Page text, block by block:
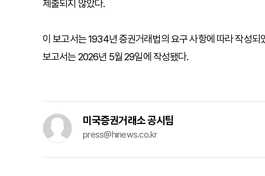
제출되지 않았다.
이 보고서는 1934년 증권거래법의 요구 사항에 따라 작성
보고서는 2026년 5월 29일에 작성됐다.
미국증권거래소 공시팀
press@hinews.co.kr